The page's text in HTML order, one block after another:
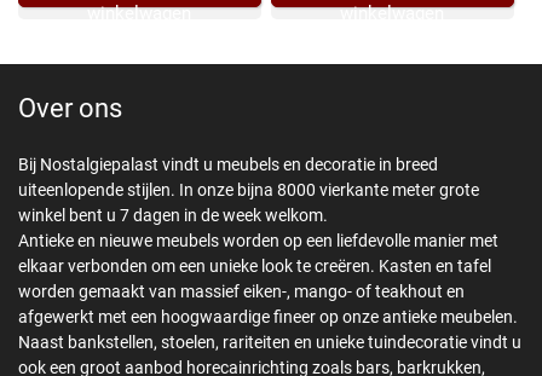
winkelwagen
winkelwagen
Over ons
Bij Nostalgiepalast vindt u meubels en decoratie in breed
uiteenlopende stijlen. In onze bijna 8000 vierkante meter grote
winkel bent u 7 dagen in de week welkom.
Antieke en nieuwe meubels worden op een liefdevolle manier met
elkaar verbonden om een unieke look te creëren. Kasten en tafel
worden gemaakt van massief eiken-, mango- of teakhout en
afgewerkt met een hoogwaardige fineer op onze antieke meubelen.
Naast bankstellen, stoelen, rariteiten en unieke tuindecoratie vindt u
ook een groot aanbod horecainrichting zoals bars, barkrukken,